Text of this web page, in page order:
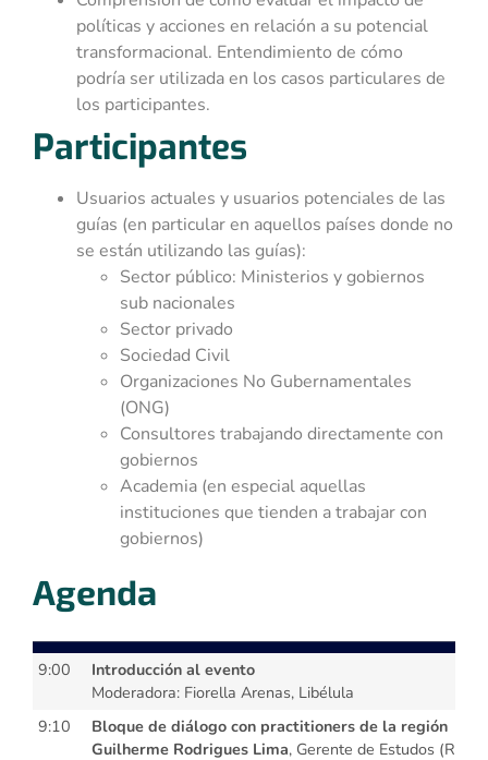
políticas y acciones en relación a su potencial
transformacional. Entendimiento de cómo
podría ser utilizada en los casos particulares de
los participantes.
Participantes
Usuarios actuales y usuarios potenciales de las
guías (en particular en aquellos países donde no
se están utilizando las guías):
Sector público: Ministerios y gobiernos
sub nacionales
Sector privado
Sociedad Civil
Organizaciones No Gubernamentales
(ONG)
Consultores trabajando directamente con
gobiernos
Academia (en especial aquellas
instituciones que tienden a trabajar con
gobiernos)
Agenda
9:00
Introducción al evento
Moderadora: Fiorella Arenas, Libélula
9:10
Bloque de diálogo con practitioners de la región
Guilherme Rodrigues Lima, Gerente de Estudos